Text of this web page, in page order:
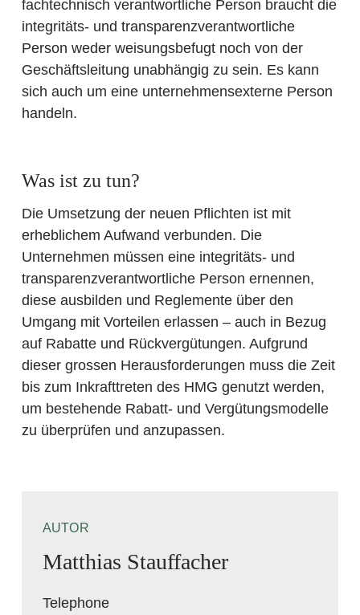
fachtechnisch verantwortliche Person braucht die
integritäts- und transparenzverantwortliche
Person weder weisungsbefugt noch von der
Geschäftsleitung unabhängig zu sein. Es kann
sich auch um eine unternehmensexterne Person
handeln.
Was ist zu tun?
Die Umsetzung der neuen Pflichten ist mit
erheblichem Aufwand verbunden. Die
Unternehmen müssen eine integritäts- und
transparenzverantwortliche Person ernennen,
diese ausbilden und Reglemente über den
Umgang mit Vorteilen erlassen – auch in Be­zug
auf Rabatte und Rück­ver­gütungen. Aufgrund
dieser grossen Herausforderungen muss die Zeit
bis zum Inkrafttreten des HMG genutzt werden,
um bestehende Rabatt- und Vergütungsmodelle
zu überprüfen und anzupassen.
AUTOR
Matthias Stauffacher
Telephone